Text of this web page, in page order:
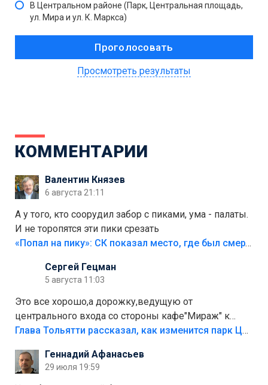
В Центральном районе (Парк, Центральная площадь,
ул. Мира и ул. К. Маркса)
Просмотреть результаты
КОММЕНТАРИИ
Валентин Князев
6 августа 21:11
А у того, кто соорудил забор с пиками, ума - палаты.
И не торопятся эти пики срезать
«Попал на пику»: СК показал место, где был смертельно травмирован ребенок в Тольятти
Сергей Гецман
5 августа 11:03
Это все хорошо,а дорожку,ведущую от
центрального входа со стороны кафе"Мираж" к
аттракционам слабо доделать?А то бордюры
лежала в парке и испортилась.Да еще,видимо,часть
украли.
Глава Тольятти рассказал, как изменится парк Центрального района
Геннадий Афанасьев
29 июля 19:59